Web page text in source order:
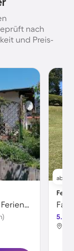
nach
und Preis-
Familienorientiertes charmantes Ferienhaus mit Whirlpool, Grill und Garten | Bergblick | Hunde erlaubt
ab
5.0